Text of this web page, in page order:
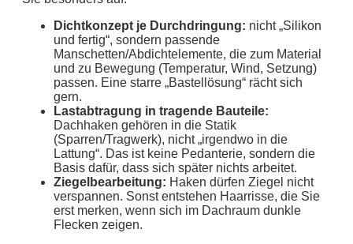
Dichtkonzept je Durchdringung: nicht „Silikon
und fertig“, sondern passende
Manschetten/Abdichtelemente, die zum Material
und zu Bewegung (Temperatur, Wind, Setzung)
passen. Eine starre „Bastellösung“ rächt sich
gern.
Lastabtragung in tragende Bauteile:
Dachhaken gehören in die Statik
(Sparren/Tragwerk), nicht „irgendwo in die
Lattung“. Das ist keine Pedanterie, sondern die
Basis dafür, dass sich später nichts arbeitet.
Ziegelbearbeitung: Haken dürfen Ziegel nicht
verspannen. Sonst entstehen Haarrisse, die Sie
erst merken, wenn sich im Dachraum dunkle
Flecken zeigen.